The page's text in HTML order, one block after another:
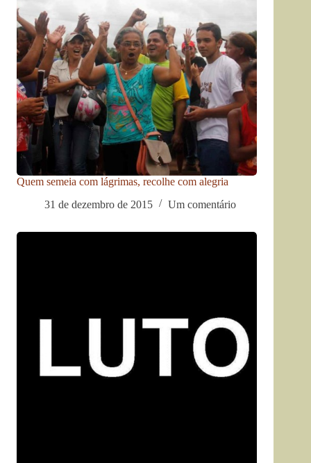
Quem semeia com lágrimas, recolhe com alegria
31 de dezembro de 2015
Um comentário